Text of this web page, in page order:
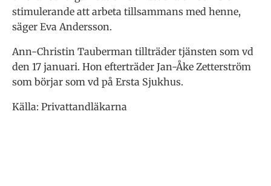
stimulerande att arbeta tillsammans med henne,
säger Eva Andersson.
Ann-Christin Tauberman tillträder tjänsten som vd
den 17 januari. Hon efterträder Jan-Åke Zetterström
som börjar som vd på Ersta Sjukhus.
Källa: Privattandläkarna